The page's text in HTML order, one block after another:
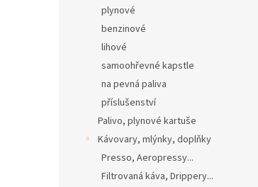
plynové
benzinové
lihové
samoohřevné kapstle
na pevná paliva
příslušenství
Palivo, plynové kartuše
Kávovary, mlýnky, doplňky
Presso, Aeropressy...
Filtrovaná káva, Drippery...